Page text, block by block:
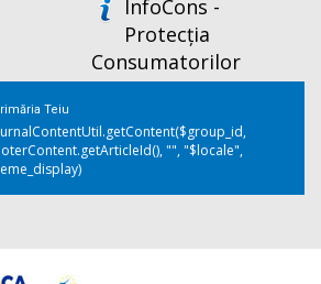
InfoCons -
Protecția
Consumatorilor
Teiu
"", "$locale",